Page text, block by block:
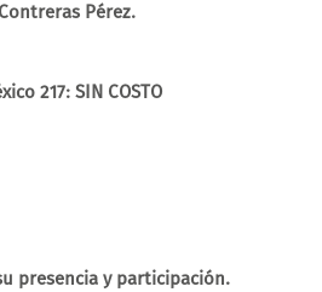
Pérez.
217: SIN COSTO
presencia y participación.